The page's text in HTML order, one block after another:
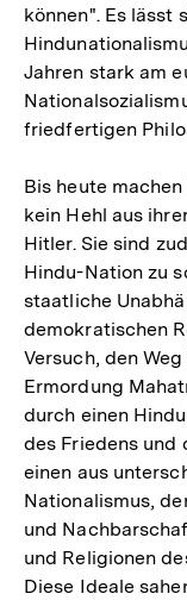
können". Es lässt
Jahren stark am
friedfertigen
Bis heute
kein Hehl aus
Hitler. Sie sind
Hindu-Nation zu
staatliche
demokratischen
Versuch, den
Ermordung
durch einen
des Friedens und
einen aus
Nationalismus,
und
und Religionen
Diese Ideale